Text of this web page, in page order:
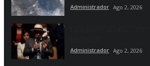
Administrador Ago 2, 2026
Administrador Ago 2, 2026